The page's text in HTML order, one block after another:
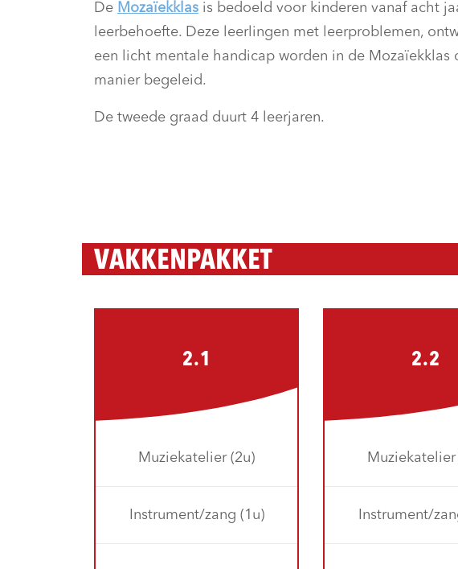
De Mozaïekklas is bedoeld voor kinderen vanaf acht
leerbehoefte. Deze leerlingen met leerproblemen,
een licht mentale handicap worden in de Mozaïekklas
manier begeleid.
De tweede graad duurt 4 leerjaren.
VAKKENPAKKET
2.1
Muziekatelier (2u)
Instrument/zang (1u)
2.2
Muziekatelier
Instrument/